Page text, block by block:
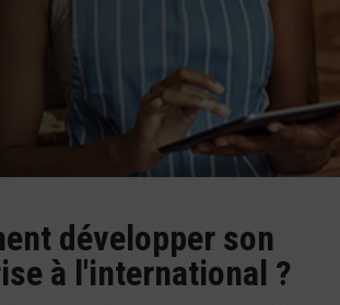
développer son
à l'international ?